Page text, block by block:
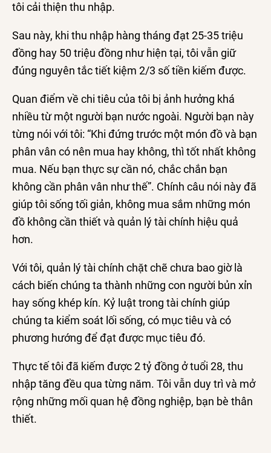
tôi cải thiện thu nhập.
Sau này, khi thu nhập hàng tháng đạt 25-35 triệu
đồng hay 50 triệu đồng như hiện tại, tôi vẫn giữ
đúng nguyên tắc tiết kiệm 2/3 số tiền kiếm được.
Quan điểm về chi tiêu của tôi bị ảnh hưởng khá
nhiều từ một người bạn nước ngoài. Người bạn này
từng nói với tôi: “Khi đứng trước một món đồ và bạn
phân vân có nên mua hay không, thì tốt nhất không
mua. Nếu bạn thực sự cần nó, chắc chắn bạn
không cần phân vân như thế”. Chính câu nói này đã
giúp tôi sống tối giản, không mua sắm những món
đồ không cần thiết và quản lý tài chính hiệu quả
hơn.
Với tôi, quản lý tài chính chặt chẽ chưa bao giờ là
cách biến chúng ta thành những con người bủn xỉn
hay sống khép kín. Kỷ luật trong tài chính giúp
chúng ta kiểm soát lối sống, có mục tiêu và có
phương hướng để đạt được mục tiêu đó.
Thực tế tôi đã kiếm được2 tỷ đồng ở tuổi 28, thu
nhập tăng đều qua từng năm. Tôi vẫn duy trì và mở
rộng những mối quan hệ đồng nghiệp, bạn bè thân
thiết.